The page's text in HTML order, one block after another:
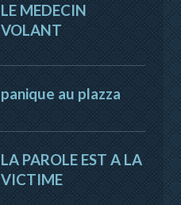
LE MEDECIN
VOLANT
panique au plazza
LA PAROLE EST A LA
VICTIME